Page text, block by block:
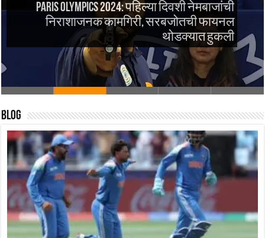
Paris Olympics 2024: पहिल्या दिवशी नेमबाजांची
निराशाजनक कामगिरी, सरबजोतची फायनल
थोडक्यात हुकली
Blog